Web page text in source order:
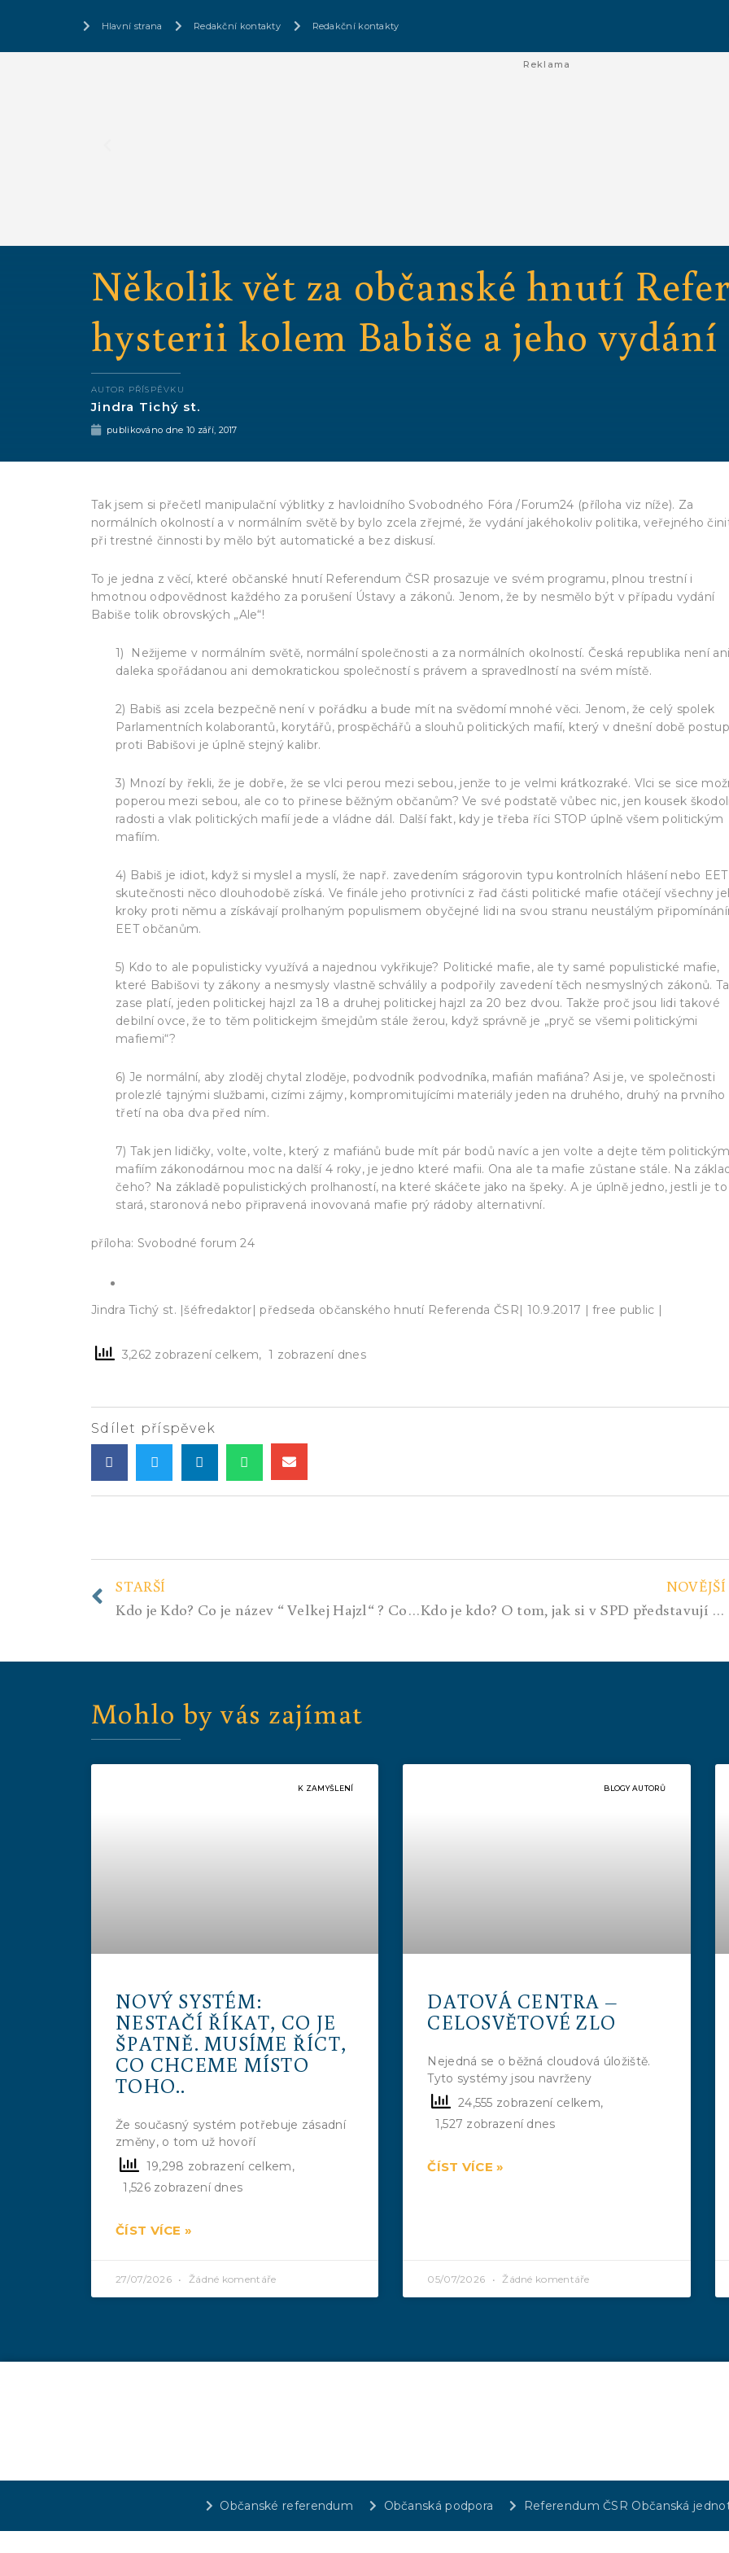
Hlavní strana Redakční kontakty Redakční kontakty
Reklama
Několik vět za občanské hnutí
hysterii kolem Babiše a jeho vydání
AUTOR PŘÍSPĚVKU
Jindra Tichý st.
publikováno dne 10 září, 2017
Tak jsem si přečetl manipulační výblitky z havloidního Svobodného Fóra /Forum24 (příloha viz níže). Za
normálních okolností a v normálním světě by bylo zcela zřejmé, že vydání jakéhokoliv politika, veřejného
při trestné činnosti by mělo být automatické a bez diskusí.
To je jedna z věcí, které občanské hnutí Referendum ČSR prosazuje ve svém programu, plnou trestní i
hmotnou odpovědnost každého za porušení Ústavy a zákonů. Jenom, že by nesmělo být v případu vydání
Babiše tolik obrovských „Ale“!
1) Nežijeme v normálním světě, normální společnosti a za normálních okolností. Česká republika není
daleka spořádanou ani demokratickou společností s právem a spravedlností na svém místě.
2) Babiš asi zcela bezpečně není v pořádku a bude mít na svědomí mnohé věci. Jenom, že celý spolek
Parlamentních kolaborantů, korytářů, prospěchářů a slouhů politických mafií, který v dnešní době
proti Babišovi je úplně stejný kalibr.
3) Mnozí by řekli, že je dobře, že se vlci perou mezi sebou, jenže to je velmi krátkozraké. Vlci se sice
poperou mezi sebou, ale co to přinese běžným občanům? Ve své podstatě vůbec nic, jen kousek
radosti a vlak politických mafií jede a vládne dál. Další fakt, kdy je třeba říci STOP úplně všem politickým
mafiím.
4) Babiš je idiot, když si myslel a myslí, že např. zavedením srágorovin typu kontrolních hlášení nebo
skutečnosti něco dlouhodobě získá. Ve finále jeho protivníci z řad části politické mafie otáčejí všechny
kroky proti němu a získávají prolhaným populismem obyčejné lidi na svou stranu neustálým
EET občanům.
5) Kdo to ale populisticky využívá a najednou vykřikuje? Politické mafie, ale ty samé populistické mafie,
které Babišovi ty zákony a nesmysly vlastně schválily a podpořily zavedení těch nesmyslných zákonů.
zase platí, jeden politickej hajzl za 18 a druhej politickej hajzl za 20 bez dvou. Takže proč jsou lidi takové
debilní ovce, že to těm politickejm šmejdům stále žerou, když správně je „pryč se všemi politickými
mafiemi“?
6) Je normální, aby zloděj chytal zloděje, podvodník podvodníka, mafián mafiána? Asi je, ve společnosti
prolezlé tajnými službami, cizími zájmy, kompromitujícími materiály jeden na druhého, druhý na prvního
třetí na oba dva před ním.
7) Tak jen lidičky, volte, volte, který z mafiánů bude mít pár bodů navíc a jen volte a dejte těm politickým
mafiím zákonodárnou moc na další 4 roky, je jedno které mafii. Ona ale ta mafie zůstane stále. Na
čeho? Na základě populistických prolhaností, na které skáčete jako na špeky. A je úplně jedno, jestli je to
stará, staronová nebo připravená inovovaná mafie prý rádoby alternativní.
příloha: Svobodné forum 24
Jindra Tichý st. |šéfredaktor| předseda občanského hnutí Referenda ČSR| 10.9.2017 | free public |
3,262 zobrazení celkem, 1 zobrazení dnes
Sdílet příspěvek
STARŠÍ
Kdo je Kdo? Co je název “ Velkej Hajzl“ ? Co to znamená?
NOVĚJŠÍ
Kdo je kdo? O tom, jak si v SPD představují přímou demokracii. A zase ruka v nočníku!
Mohlo by vás zajímat
K ZAMYŠLENÍ
NOVÝ SYSTÉM:
NESTAČÍ ŘÍKAT, CO JE
ŠPATNĚ. MUSÍME ŘÍCT,
CO CHCEME MÍSTO
TOHO..
Že současný systém potřebuje zásadní
změny, o tom už hovoří
19,298 zobrazení celkem,
1,526 zobrazení dnes
ČÍST VÍCE »
27/07/2026 Žádné komentáře
BLOGY AUTORŮ
DATOVÁ CENTRA –
CELOSVĚTOVÉ ZLO
Nejedná se o běžná cloudová úložiště.
Tyto systémy jsou navrženy
24,555 zobrazení celkem,
1,527 zobrazení dnes
ČÍST VÍCE »
05/07/2026 Žádné komentáře
Občanské referendum Občanská podpora Referendum ČSR Občanská